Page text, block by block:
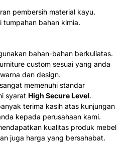
pembersih material kayu.
bahan kimia.
bahan-bahan berkuliatas.
custom sesuai yang anda
dan design.
memenuhi standar
syarat High Secure Level.
terima kasih atas kunjungan
kepada perusahaan kami.
kualitas produk mebel
juga harga yang bersahabat.